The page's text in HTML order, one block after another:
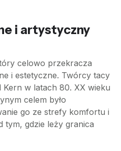
i artystyczny
celowo przekracza
i estetyczne. Twórcy tacy
w latach 80. XX wieku
celem było
go ze strefy komfortu i
tym, gdzie leży granica